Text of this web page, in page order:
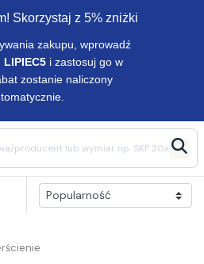
Skorzystaj z 5% zniżki
zakupu, wprowadź
LIPIEC5 i zastosuj go w
zostanie naliczony